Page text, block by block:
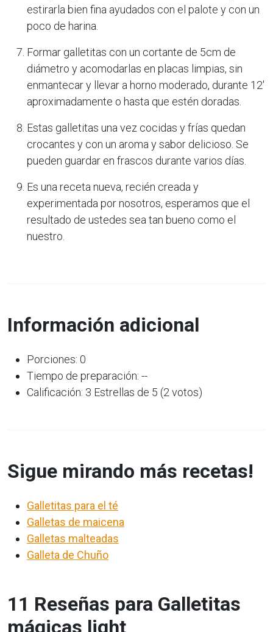
estirarla bien fina ayudados con el palote y con un
poco de harina.
Formar galletitas con un cortante de 5cm de
diámetro y acomodarlas en placas limpias, sin
enmantecar y llevar a horno moderado, durante 12'
aproximadamente o hasta que estén doradas.
Estas galletitas una vez cocidas y frías quedan
crocantes y con un aroma y sabor delicioso. Se
pueden guardar en frascos durante varios días.
Es una receta nueva, recién creada y
experimentada por nosotros, esperamos que el
resultado de ustedes sea tan bueno como el
nuestro.
Información adicional
Porciones: 0
Tiempo de preparación: --
Calificación: 3 Estrellas de 5 (2 votos)
Sigue mirando más recetas!
Galletitas para el té
Galletas de maicena
Galletas malteadas
Galleta de Chuño
11 Reseñas para Galletitas
mágicas light